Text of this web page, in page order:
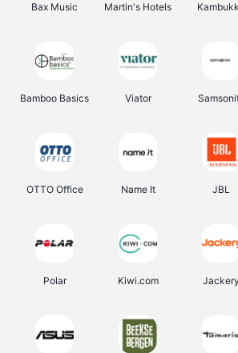
Bax Music Martin's Hotels
Bamboo Basics Viator
OTTO Office Name It JBL
Polar Kiwi.com Jackery